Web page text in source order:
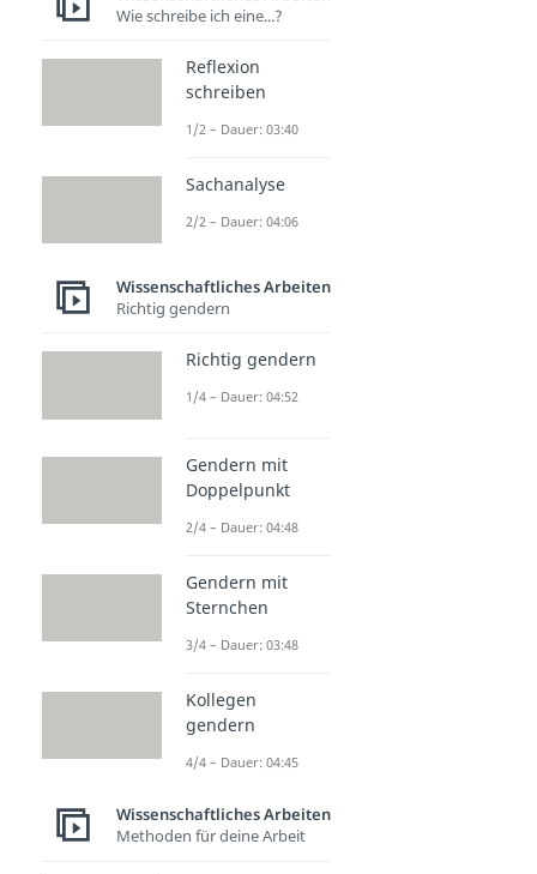
Wie schreibe ich eine...?
Reflexion
schreiben
1/2 – Dauer: 03:40
Sachanalyse
2/2 – Dauer: 04:06
Wissenschaftliches Arbeiten
Richtig gendern
Richtig gendern
1/4 – Dauer: 04:52
Gendern mit
Doppelpunkt
2/4 – Dauer: 04:48
Gendern mit
Sternchen
3/4 – Dauer: 03:48
Kollegen
gendern
4/4 – Dauer: 04:45
Wissenschaftliches Arbeiten
Methoden für deine Arbeit